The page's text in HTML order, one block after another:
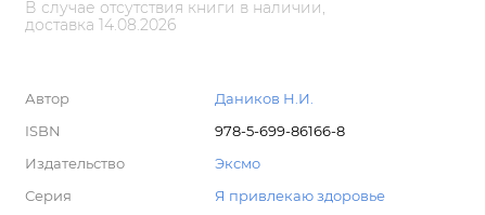
В случае отсутствия книги в наличии,
доставка 14.08.2026
Автор
Даников Н.И.
ISBN
978-5-699-86166-8
Издательство
Эксмо
Серия
Я привлекаю здоровье